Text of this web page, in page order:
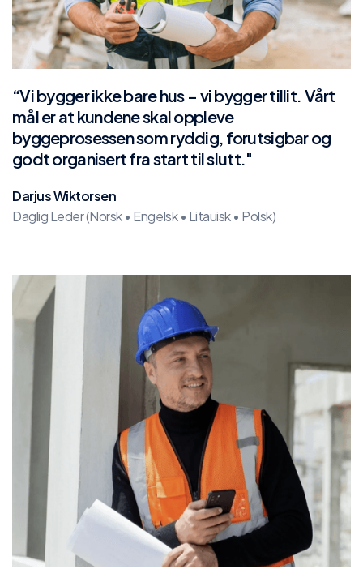
“Vi bygger ikke bare hus – vi bygger tillit. Vårt
mål er at kundene skal oppleve
byggeprosessen som ryddig, forutsigbar og
godt organisert fra start til slutt."
Darjus Wiktorsen
Daglig Leder (Norsk • Engelsk • Litauisk • Polsk)